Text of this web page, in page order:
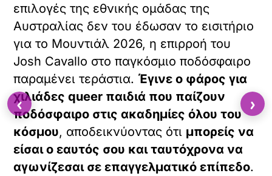
επιλογές της εθνικής ομάδας της
Αυστραλίας δεν του έδωσαν το εισιτήριο
για το Μουντιάλ 2026, η επιρροή του
Josh Cavallo στο παγκόσμιο ποδόσφαιρο
παραμένει τεράστια. Έγινε ο φάρος για
χιλιάδες queer παιδιά που παίζουν
ποδόσφαιρο στις ακαδημίες όλου του
κόσμου, αποδεικνύοντας ότι μπορείς να
είσαι ο εαυτός σου και ταυτόχρονα να
αγωνίζεσαι σε επαγγελματικό επίπεδο.
‹ ›